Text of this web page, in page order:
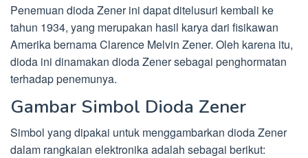
Penemuan dioda Zener ini dapat ditelusuri kembali ke
tahun 1934, yang merupakan hasil karya dari fisikawan
Amerika bernama Clarence Melvin Zener. Oleh karena itu,
dioda ini dinamakan dioda Zener sebagai penghormatan
terhadap penemunya.
Gambar Simbol Dioda Zener
Simbol yang dipakai untuk menggambarkan dioda Zener
dalam rangkaian elektronika adalah sebagai berikut: